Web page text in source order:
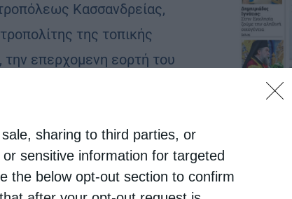
sharing to third parties, or
sensitive information for targeted
the below opt-out section to confirm
Κασσανδρείας,
της τοπικής
την επερχομενη εορτή του